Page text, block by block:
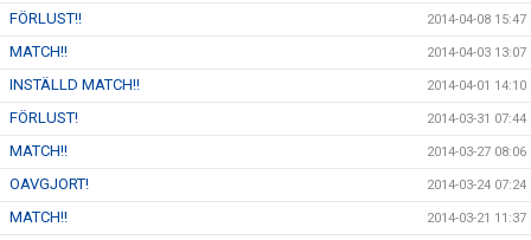
FÖRLUST!! 2014-04-08 15:47
MATCH!! 2014-04-03 13:07
INSTÄLLD MATCH!! 2014-04-01 14:10
FÖRLUST! 2014-03-31 07:44
MATCH!! 2014-03-27 08:06
OAVGJORT! 2014-03-24 07:24
MATCH!! 2014-03-21 11:37